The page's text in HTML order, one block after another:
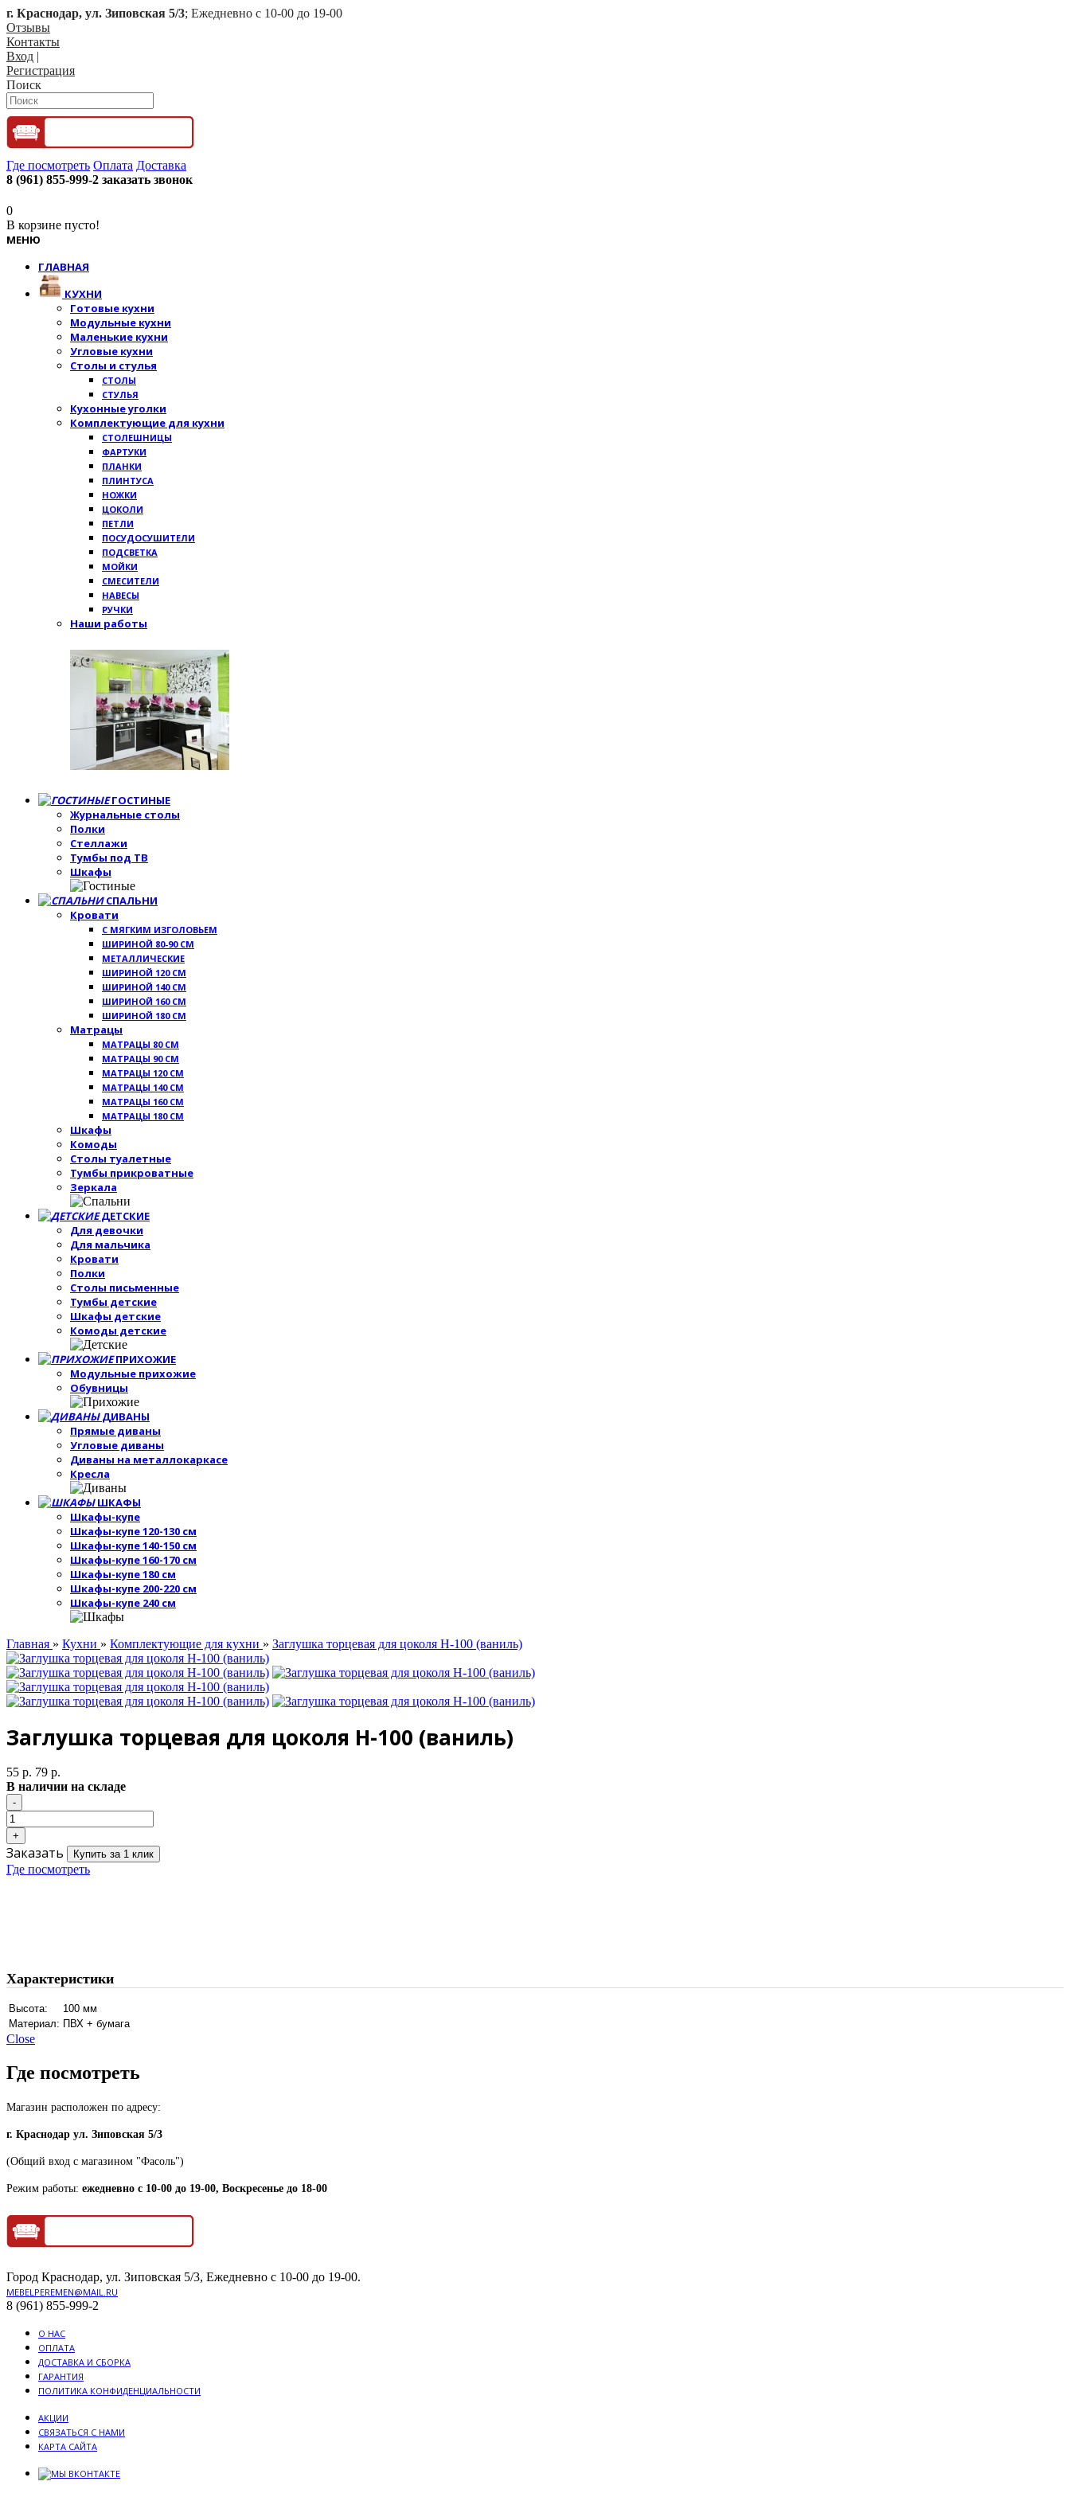
г. Краснодар, ул. Зиповская 5/3; Ежедневно с 10-00 до 19-00
Отзывы
Контакты
Вход |
Регистрация
Поиск
Где посмотреть Оплата Доставка
8 (961) 855-999-2 заказать звонок
0
В корзине пусто!
МЕНЮ
ГЛАВНАЯ
КУХНИ
Готовые кухни
Модульные кухни
Маленькие кухни
Угловые кухни
Столы и стулья
СТОЛЫ
СТУЛЬЯ
Кухонные уголки
Комплектующие для кухни
СТОЛЕШНИЦЫ
ФАРТУКИ
ПЛАНКИ
ПЛИНТУСА
НОЖКИ
ЦОКОЛИ
ПЕТЛИ
ПОСУДОСУШИТЕЛИ
ПОДСВЕТКА
МОЙКИ
СМЕСИТЕЛИ
НАВЕСЫ
РУЧКИ
Наши работы
ГОСТИНЫЕ
Журнальные столы
Полки
Стеллажи
Тумбы под ТВ
Шкафы
СПАЛЬНИ
Кровати
С МЯГКИМ ИЗГОЛОВЬЕМ
ШИРИНОЙ 80-90 СМ
МЕТАЛЛИЧЕСКИЕ
ШИРИНОЙ 120 СМ
ШИРИНОЙ 140 СМ
ШИРИНОЙ 160 СМ
ШИРИНОЙ 180 СМ
Матрацы
МАТРАЦЫ 80 СМ
МАТРАЦЫ 90 СМ
МАТРАЦЫ 120 СМ
МАТРАЦЫ 140 СМ
МАТРАЦЫ 160 СМ
МАТРАЦЫ 180 СМ
Шкафы
Комоды
Столы туалетные
Тумбы прикроватные
Зеркала
ДЕТСКИЕ
Для девочки
Для мальчика
Кровати
Полки
Столы письменные
Тумбы детские
Шкафы детские
Комоды детские
ПРИХОЖИЕ
Модульные прихожие
Обувницы
ДИВАНЫ
Прямые диваны
Угловые диваны
Диваны на металлокаркасе
Кресла
ШКАФЫ
Шкафы-купе
Шкафы-купе 120-130 см
Шкафы-купе 140-150 см
Шкафы-купе 160-170 см
Шкафы-купе 180 см
Шкафы-купе 200-220 см
Шкафы-купе 240 см
Главная » Кухни » Комплектующие для кухни » Заглушка торцевая для цоколя Н-100 (ваниль)
Заглушка торцевая для цоколя Н-100 (ваниль)
55 р. 79 р.
В наличии на складе
Заказать Купить за 1 клик
Где посмотреть
Характеристики
Высота:
100 мм
Материал: ПВХ + бумага
Close
Где посмотреть
Магазин расположен по адресу:
г. Краснодар ул. Зиповская 5/3
(Общий вход с магазином "Фасоль")
Режим работы: ежедневно с 10-00 до 19-00, Воскресенье до 18-00
Город Краснодар, ул. Зиповская 5/3, Ежедневно с 10-00 до 19-00.
MEBELPEREMEN@MAIL.RU
8 (961) 855-999-2
О НАС
ОПЛАТА
ДОСТАВКА И СБОРКА
ГАРАНТИЯ
ПОЛИТИКА КОНФИДЕНЦИАЛЬНОСТИ
АКЦИИ
СВЯЗАТЬСЯ С НАМИ
КАРТА САЙТА